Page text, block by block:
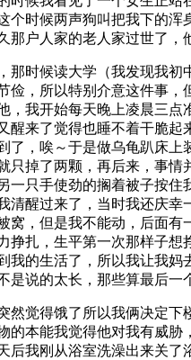
时候两声狗叫把我下的
户人家的老人家过世了，
那时候读大学（我发现我
俭，所以特别介意这件
我开始每天晚上凌晨三
醒来了觉得也睡不着干脆
，唉～于是做乌龟趴床
了两颗，再后来，事情
只手使劲的搁着被子按
醒过来了，当时我还庆
，但是我不能动，后面
扎，生平第一次那样子
的生活了，所以我让我
说的太长，那些算最后一
觉得饿了所以我俩决定
本能我觉得他对我有威
我刚从浴室洗澡出来关